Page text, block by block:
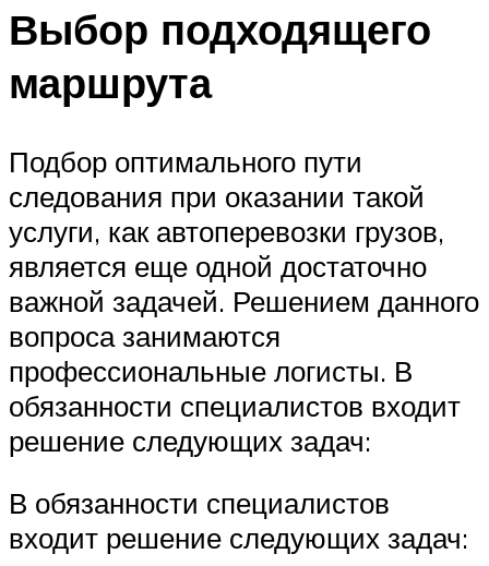
Выбор подходящего
маршрута
Подбор оптимального пути
следования при оказании такой
услуги, как автоперевозки грузов,
является еще одной достаточно
важной задачей. Решением данного
вопроса занимаются
профессиональные логисты. В
обязанности специалистов входит
решение следующих задач:
В обязанности специалистов
входит решение следующих задач: